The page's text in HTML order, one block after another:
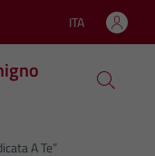
Lingua attiva:
ITA
A Te”